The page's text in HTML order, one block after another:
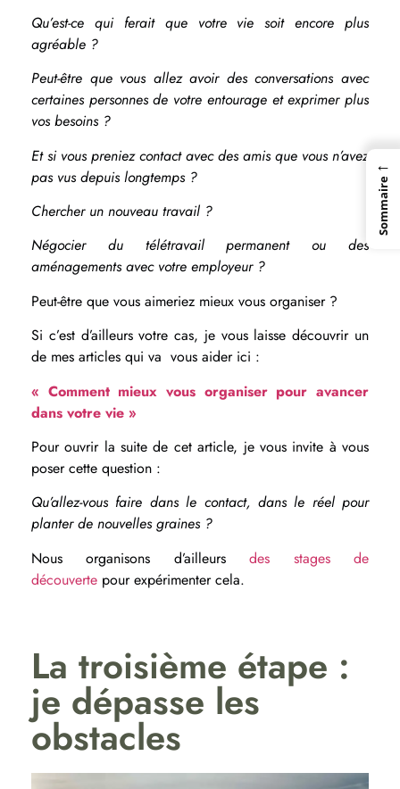
Qu’est-ce qui ferait que votre vie soit encore plus
agréable ?
Peut-être que vous allez avoir des conversations avec
certaines personnes de votre entourage et exprimer plus
vos besoins ?
Et si vous preniez contact avec des amis que vous n’avez
pas vus depuis longtemps ?
Chercher un nouveau travail ?
Négocier du télétravail permanent ou des
aménagements avec votre employeur ?
Peut-être que vous aimeriez mieux vous organiser ?
Si c’est d’ailleurs votre cas, je vous laisse découvrir un
de mes articles qui va vous aider ici :
« Comment mieux vous organiser pour avancer
dans votre vie »
Pour ouvrir la suite de cet article, je vous invite à vous
poser cette question :
Qu’allez-vous faire dans le contact, dans le réel pour
planter de nouvelles graines ?
Nous organisons d’ailleursdes stages de
découverte pour expérimenter cela.
La troisième étape :
je dépasse les
obstacles
←
Sommaire